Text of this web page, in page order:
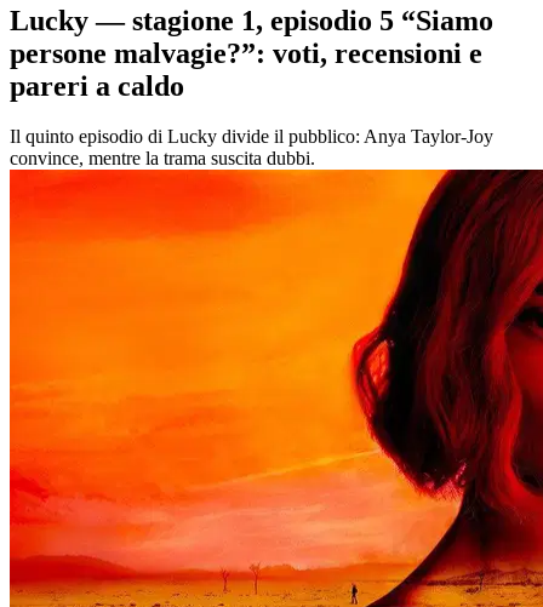
Lucky — stagione 1, episodio 5 “Siamo
persone malvagie?”: voti, recensioni e
pareri a caldo
Il quinto episodio di Lucky divide il pubblico: Anya Taylor-Joy
convince, mentre la trama suscita dubbi.